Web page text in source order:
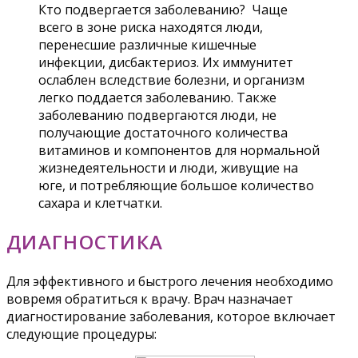
Кто подвергается заболеванию? Чаще
всего в зоне риска находятся люди,
перенесшие различные кишечные
инфекции, дисбактериоз. Их иммунитет
ослаблен вследствие болезни, и организм
легко поддается заболеванию. Также
заболеванию подвергаются люди, не
получающие достаточного количества
витаминов и компонентов для нормальной
жизнедеятельности и люди, живущие на
юге, и потребляющие большое количество
сахара и клетчатки.
ДИАГНОСТИКА
Для эффективного и быстрого лечения необходимо
вовремя обратиться к врачу. Врач назначает
диагностирование заболевания, которое включает
следующие процедуры: